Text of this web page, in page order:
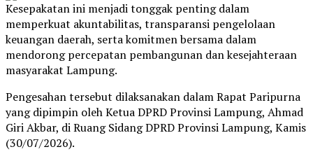
Kesepakatan ini menjadi tonggak penting dalam
memperkuat akuntabilitas, transparansi pengelolaan
keuangan daerah, serta komitmen bersama dalam
mendorong percepatan pembangunan dan kesejahteraan
masyarakat Lampung.
Pengesahan tersebut dilaksanakan dalam Rapat Paripurna
yang dipimpin oleh Ketua DPRD Provinsi Lampung, Ahmad
Giri Akbar, di Ruang Sidang DPRD Provinsi Lampung, Kamis
(30/07/2026).